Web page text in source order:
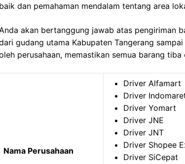
baik dan pemahaman mendalam tentang area
akan bertanggung jawab atas pengiriman
gudang utama Kabupaten Tangerang
perusahaan, memastikan semua barang
Nama Perusahaan
Driver Alfamart
Driver
Driver Yomart
Driver JNE
Driver JNT
Driver Shopee
Driver SiCepat